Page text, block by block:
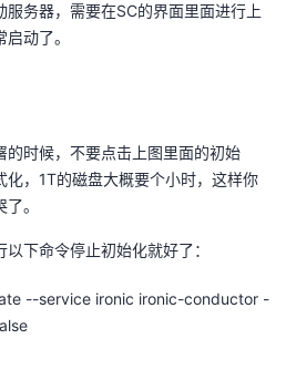
务器，需要在SC的界面里面进行上
动了。
的时候，不要点击上图里面的初始
，1T的磁盘大概要个小时，这样你
。
下命令停止初始化就好了：
--service ironic ironic-conductor -